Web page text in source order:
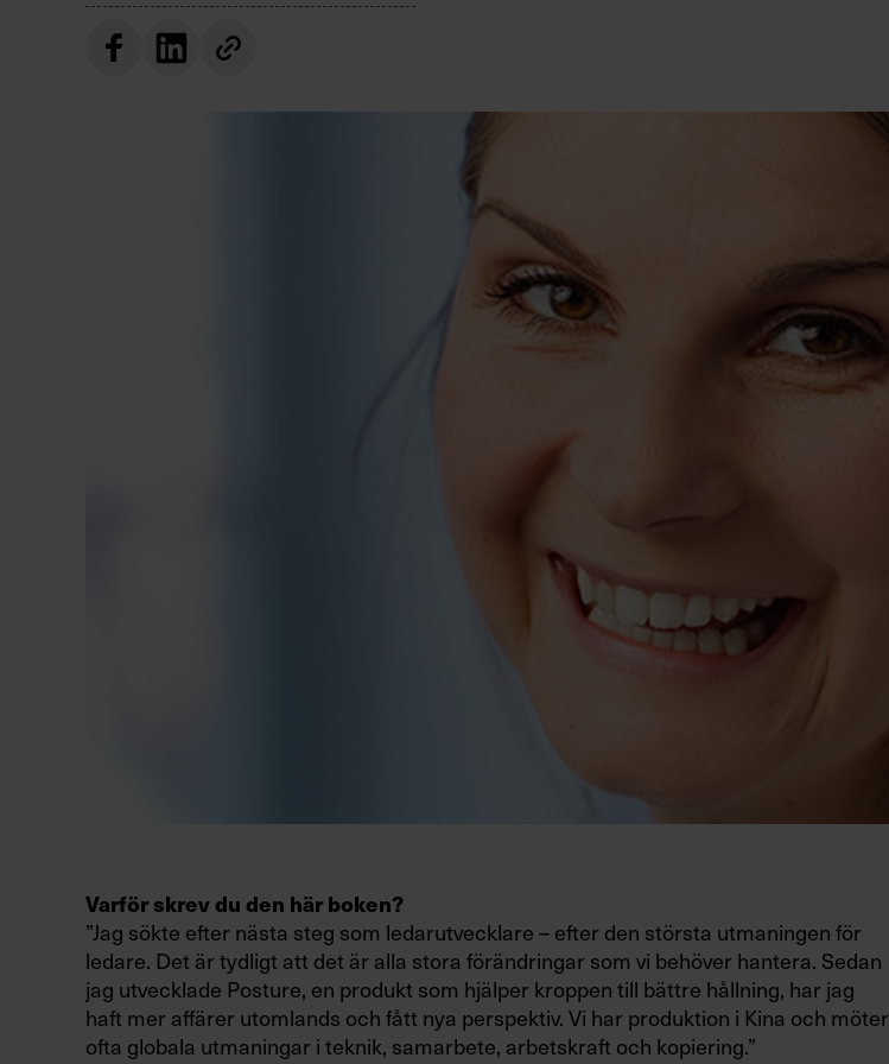
Varför skrev du den här boken?
”Jag sökte efter nästa steg som ledarutvecklare – efter den största utmaningen för
ledare. Det är tydligt att det är alla stora förändringar som vi behöver hantera. Sedan
jag utvecklade Posture, en produkt som hjälper kroppen till bättre hållning, har jag
haft mer affärer utomlands och fått nya perspektiv. Vi har produktion i Kina och möter
ofta globala utmaningar i teknik, samarbete, arbetskraft och kopiering.”